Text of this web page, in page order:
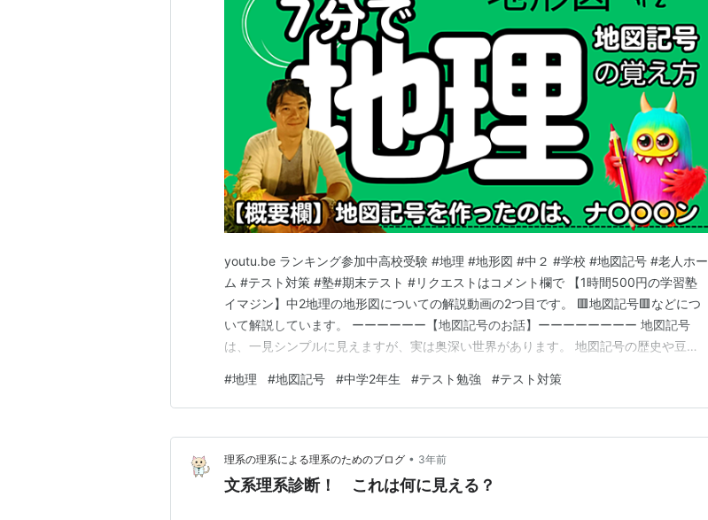
youtu.be ランキング参加中高校受験 #地理 #地形図 #中２ #学校 #地図記号 #老人ホー
ム #テスト対策 #塾#期末テスト #リクエストはコメント欄で 【1時間500円の学習塾
イマジン】中2地理の地形図についての解説動画の2つ目です。 🟥地図記号🟥などにつ
いて解説しています。 ーーーーーー【地図記号のお話】ーーーーーーーー 地図記号
は、一見シンプルに見えますが、実は奥深い世界があります。 地図記号の歴史や豆知
す。 1. 地図記号の生みの親は誰？ 現代の地図記号の基礎を作ったのは、なんとあのナ
ポレオンだと言…
#地理 #地図記号 #中学2年生 #テスト勉強 #テスト対策
理系の理系による理系のためのブログ • 3年前
文系理系診断！ これは何に見える？